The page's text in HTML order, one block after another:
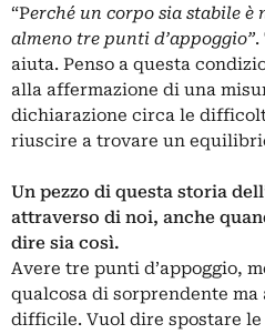
“Perché un corpo sia stabile è
almeno tre punti d’appoggio”.
aiuta. Penso a questa
alla affermazione di una
dichiarazione circa le
riuscire a trovare un
Un pezzo di questa storia
attraverso di noi, anche
dire sia così.
Avere tre punti d’appoggio,
qualcosa di sorprendente ma
difficile. Vuol dire spostare